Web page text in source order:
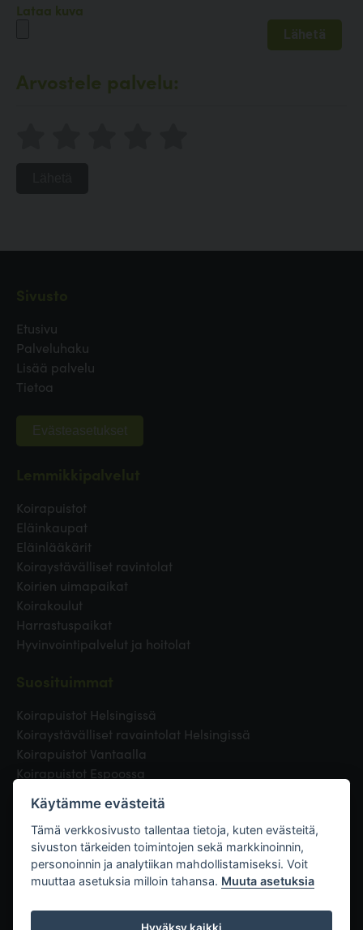
Lataa kuva
Arvostele palvelu:
Etusivu
Palveluhaku
Lisää palvelu
Tietoa
Evästeasetukset
Koirapuistot
Eläinkaupat
Eläinlääkärit
Koiraystävälliset ravintolat
Koirien uimapaikat
Koirakoulut
Harrastuspaikat
Hyvinvointipalvelut ja hoitolat
Koirapuistot Helsingissä
Koiraystävälliset ravaintolat Helsingissä
Koirapuistot Vantaalla
Koirapuistot Espoossa
Eläinlääkäri Helsingissä
Koirapuistot Tampereella
Linkit
Käytämme evästeitä
Tämä verkkosivusto tallentaa tietoja, kuten evästeitä,
sivuston tärkeiden toimintojen sekä markkinoinnin,
personoinnin ja analytiikan mahdollistamiseksi. Voit
muuttaa asetuksia milloin tahansa. Muuta asetuksia